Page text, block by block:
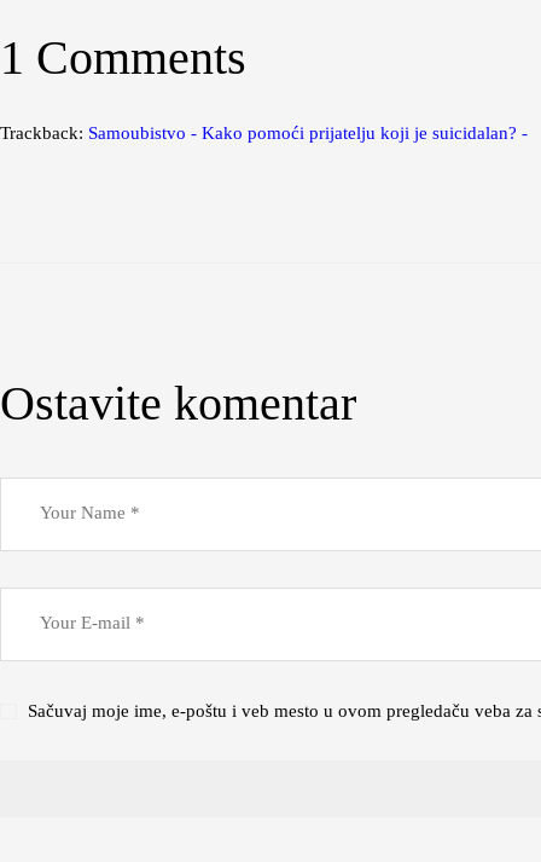
1 Comments
Trackback: Samoubistvo - Kako pomoći prijatelju koji je suicidalan? -
Ostavite komentar
Sačuvaj moje ime, e-poštu i veb mesto u ovom pregledaču veba za